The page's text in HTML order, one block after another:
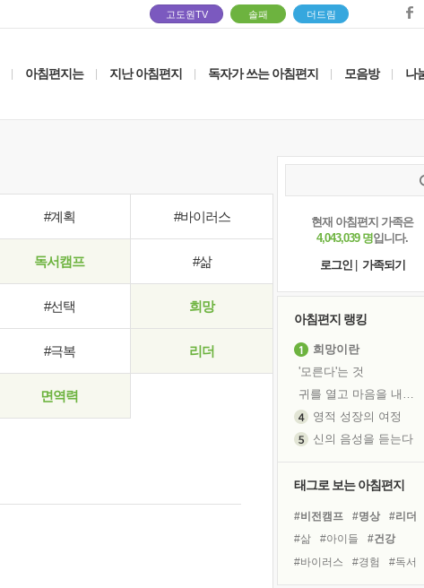
고도원TV 솔패 더드림
아침편지는 지난 아침편지 독자가 쓰는 아침편지 모음방 나
#계획 #바이러스
독서캠프 #삶
#선택 희망
#극복 리더
면역력
현재 아침편지 가족은
4,043,039 명입니다.
로그인
가족되기
아침편지 랭킹
희망이란
'모른다'는 것
귀를 열고 마음을 내어주고
영적 성장의 여정
신의 음성을 듣는다
극과 극의 양 끝단
태그로 보는 아침편지
#비전캠프 #명상
#리더
#삶
#아이들
#건강
#바이러스
#경험
#독서